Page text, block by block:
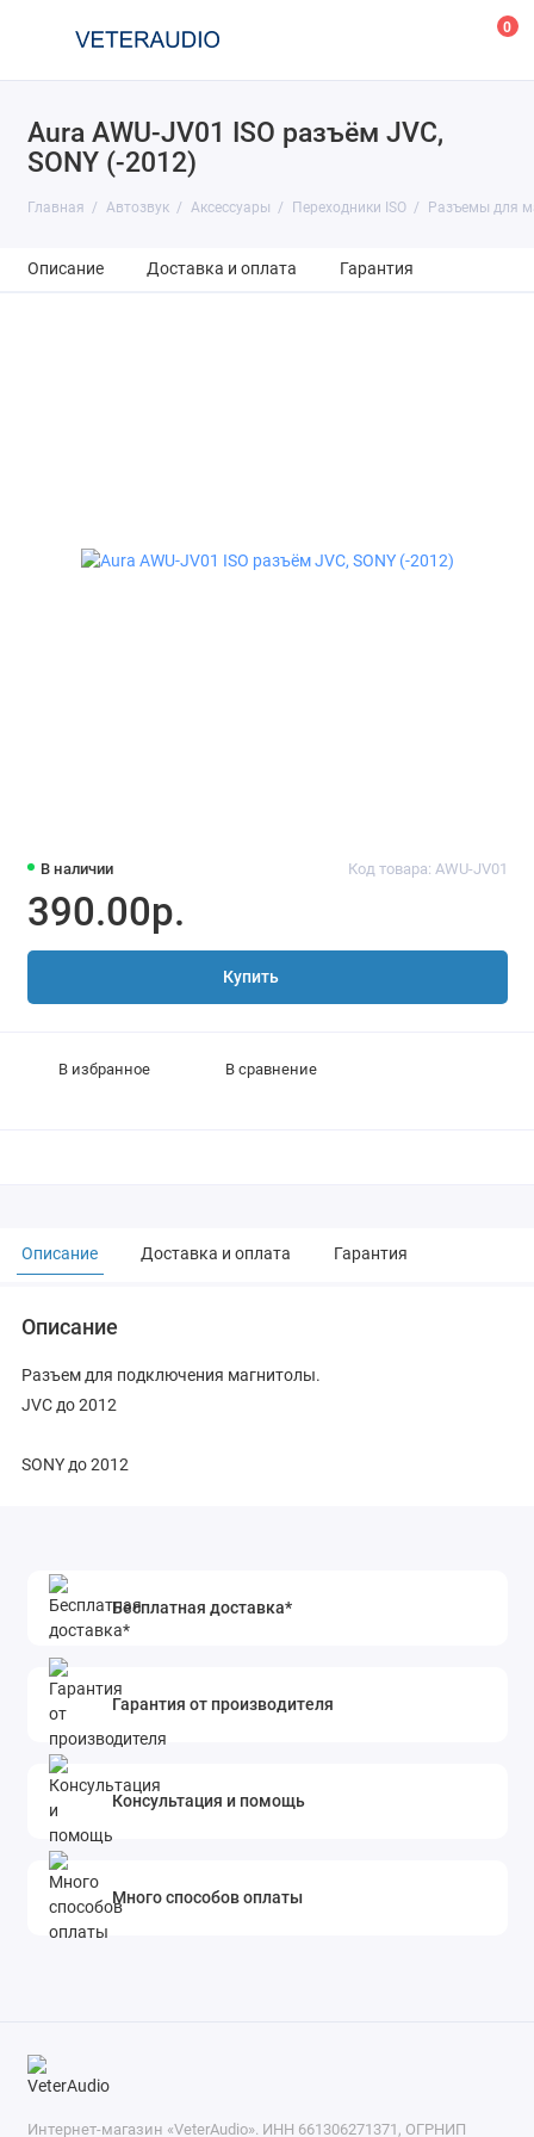
0
Aura AWU-JV01 ISO разъём JVC,
SONY (-2012)
Главная Автозвук Аксессуары Переходники ISO Разъемы для
Описание Доставка и оплата Гарантия
В наличии Код товара: AWU-JV01
390.00р.
Купить
В избранное В сравнение
Описание Доставка и оплата Гарантия
Описание
Разъем для подключения магнитолы.
JVC до 2012
SONY до 2012
Бесплатная доставка*
Гарантия от производителя
Консультация и помощь
Много способов оплаты
Интернет-магазин «VeterAudio». ИНН 661306271371, ОГРНИП